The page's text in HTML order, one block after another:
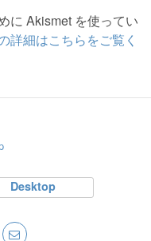
に Akismet を使ってい
詳細はこちらをご覧く
Desktop